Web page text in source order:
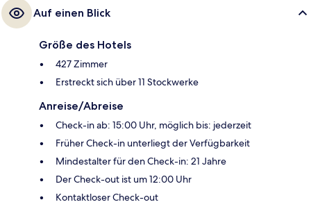
Auf einen Blick
Größe des Hotels
427 Zimmer
Erstreckt sich über 11 Stockwerke
Anreise/Abreise
Check-in ab: 15:00 Uhr, möglich bis: jederzeit
Früher Check-in unterliegt der Verfügbarkeit
Mindestalter für den Check-in: 21 Jahre
Der Check-out ist um 12:00 Uhr
Kontaktloser Check-out